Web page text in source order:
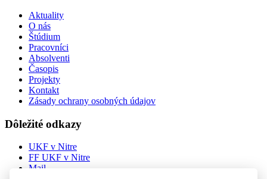
Aktuality
O nás
Štúdium
Pracovníci
Absolventi
Časopis
Projekty
Kontakt
Zásady ochrany osobných údajov
Dôležité odkazy
UKF v Nitre
FF UKF v Nitre
Mail